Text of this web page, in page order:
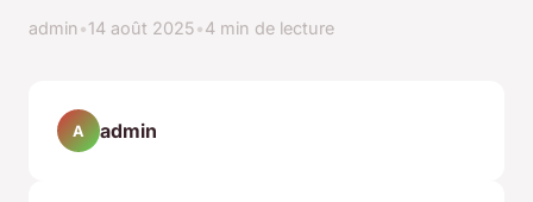
admin•14 août 2025•4 min de lecture
A admin